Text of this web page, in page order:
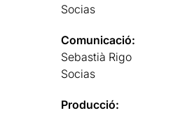
Socias
Comunicació:
Sebastià Rigo
Socias
Producció: